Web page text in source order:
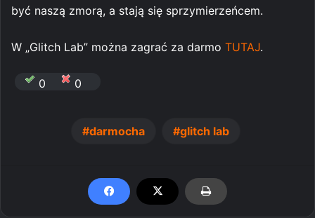
być naszą zmorą, a stają się sprzymierzeńcem.
W „Glitch Lab” można zagrać za darmo TUTAJ.
0 0
darmocha glitch lab